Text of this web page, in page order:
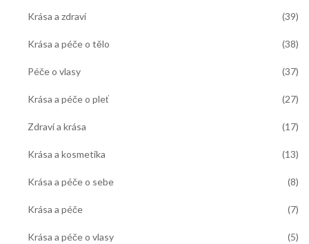
Krása a zdraví (39)
Krása a péče o tělo (38)
Péče o vlasy (37)
Krása a péče o pleť (27)
Zdraví a krása (17)
Krása a kosmetika (13)
Krása a péče o sebe (8)
Krása a péče (7)
Krása a péče o vlasy (5)